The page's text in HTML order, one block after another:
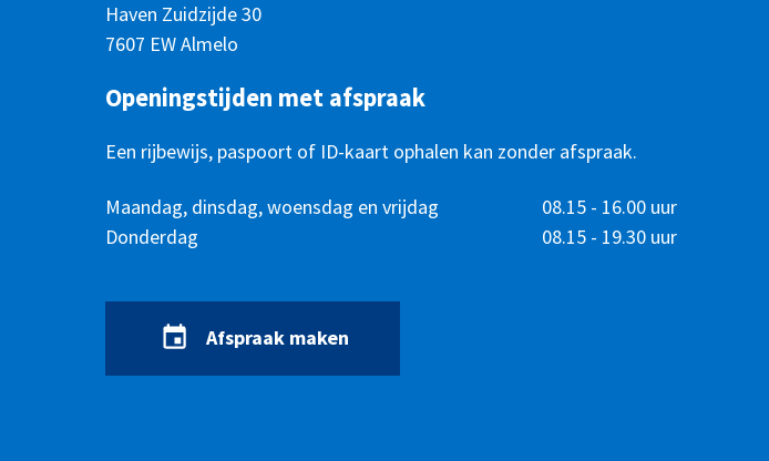
Haven Zuidzijde 30
7607 EW Almelo
Openingstijden met afspraak
Een rijbewijs, paspoort of ID-kaart ophalen kan zonder afspraak.
Openingstijden
DagTijd
Maandag, dinsdag, woensdag en vrijdag
08.15 - 16.00 uur
Donderdag
08.15 - 19.30 uur
Afspraak maken